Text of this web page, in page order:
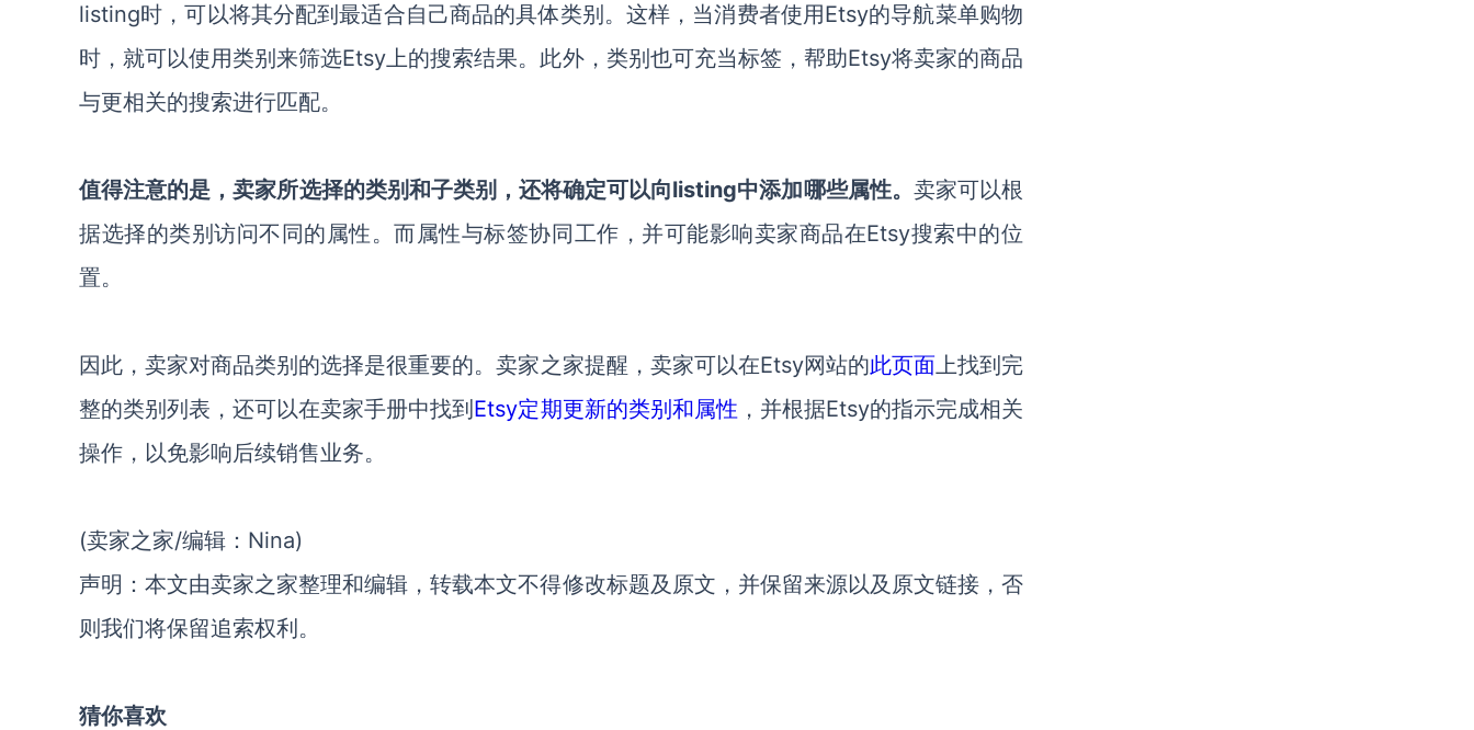
listing时，可以将其分配到最适合自己商品的具体类别。这样，当消费者使用Etsy的导航菜单购物
时，就可以使用类别来筛选Etsy上的搜索结果。此外，类别也可充当标签，帮助Etsy将卖家的商品
与更相关的搜索进行匹配。
值得注意的是，卖家所选择的类别和子类别，还将确定可以向listing中添加哪些属性。 卖家可以根
据选择的类别访问不同的属性。而属性与标签协同工作，并可能影响卖家商品在Etsy搜索中的位
置。
因此，卖家对商品类别的选择是很重要的。卖家之家提醒，卖家可以在Etsy网站的此页面上找到完
整的类别列表，还可以在卖家手册中找到 Etsy定期更新的类别和属性 ，并根据Etsy的指示完成相关
操作，以免影响后续销售业务。
(卖家之家/编辑：Nina)
声明：本文由卖家之家整理和编辑，转载本文不得修改标题及原文，并保留来源以及原文链接，否
则我们将保留追索权利。
猜你喜欢